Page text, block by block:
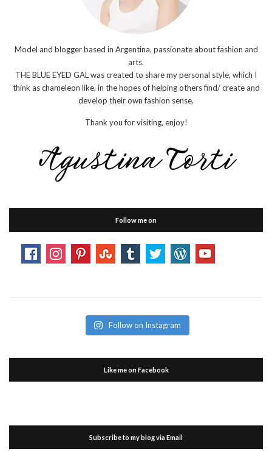
Model and blogger based in Argentina, passionate about fashion and
arts.
THE BLUE EYED GAL was created to share my personal style, which I
think as chameleon like, in the hopes of helping others find/ create and
develop their own fashion sense.
Thank you for visiting, enjoy!
Follow me on
Follow on Instagram
Like me on Facebook
Subscribe to my blog via Email